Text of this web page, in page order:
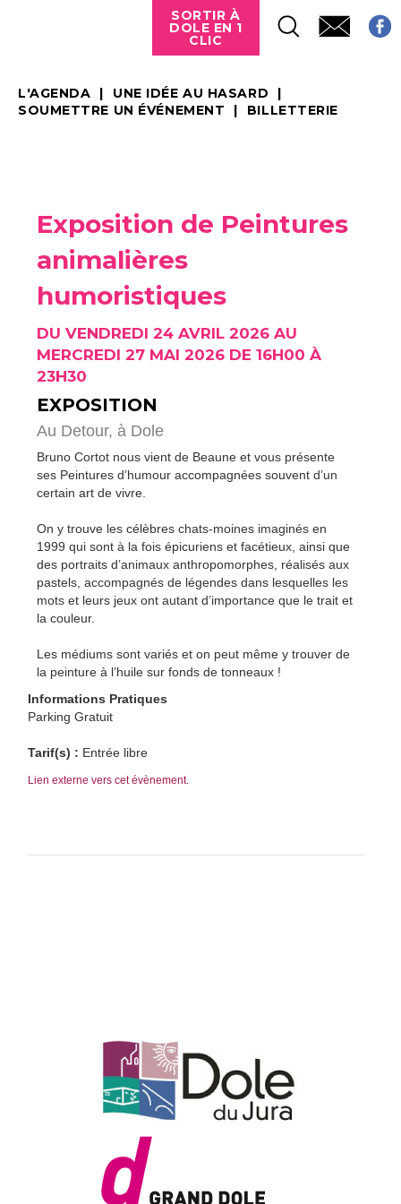
SORTIR À
DOLE EN 1
CLIC
L'AGENDA
UNE IDÉE AU HASARD
SOUMETTRE UN ÉVÉNEMENT
BILLETTERIE
Exposition de Peintures
animalières
humoristiques
DU VENDREDI 24 AVRIL 2026 AU
MERCREDI 27 MAI 2026 DE 16H00 À
23H30
EXPOSITION
Au Detour, à Dole
Bruno Cortot nous vient de Beaune et vous présente
ses Peintures d’humour accompagnées souvent d’un
certain art de vivre.
On y trouve les célèbres chats-moines imaginés en
1999 qui sont à la fois épicuriens et facétieux, ainsi que
des portraits d’animaux anthropomorphes, réalisés aux
pastels, accompagnés de légendes dans lesquelles les
mots et leurs jeux ont autant d’importance que le trait et
la couleur.
Les médiums sont variés et on peut même y trouver de
la peinture à l’huile sur fonds de tonneaux !
Informations Pratiques
Parking Gratuit
Tarif(s) : Entrée libre
Lien externe vers cet évènement.